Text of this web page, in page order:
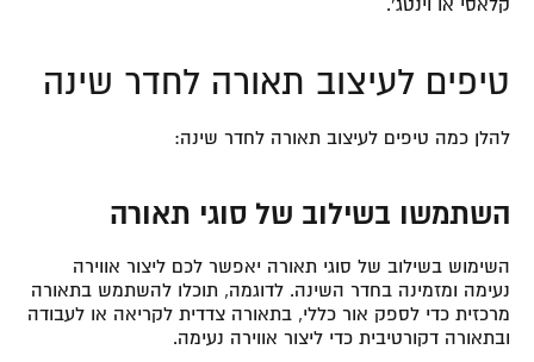
טיפים לעיצוב תאורה לחדר שינה
להלן כמה טיפים לעיצוב תאורה לחדר שינה:
השתמשו בשילוב של סוגי תאורה
השימוש בשילוב של סוגי תאורה יאפשר לכם ליצור אווירה
נעימה ומזמינה בחדר השינה. לדוגמה, תוכלו להשתמש בתאורה
מרכזית כדי לספק אור כללי, בתאורה צדדית לקריאה או לעבודה
ובתאורה דקורטיבית כדי ליצור אווירה נעימה.